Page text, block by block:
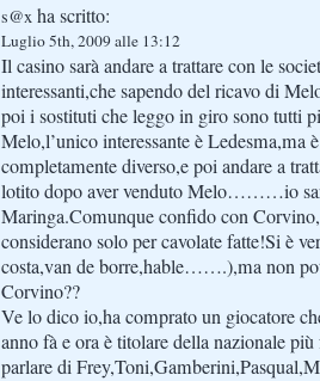
s@x ha scritto:
Luglio 5th, 2009 alle 13:12
Il casino sarà andare a trattare con le
interessanti,che sapendo del ricavo di
poi i sostituti che leggo in giro sono tutti
Melo,l’unico interessante è Ledesma,ma
completamente diverso,e poi andare a
lotito dopo aver venduto Melo………io
Maringa.Comunque confido con
considerano solo per cavolate fatte!Si è
costa,van de borre,hable…….),ma non
Corvino??
Ve lo dico io,ha comprato un giocatore
anno fà e ora è titolare della nazionale
parlare di